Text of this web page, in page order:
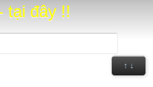
tại đây !!
↑ ↓